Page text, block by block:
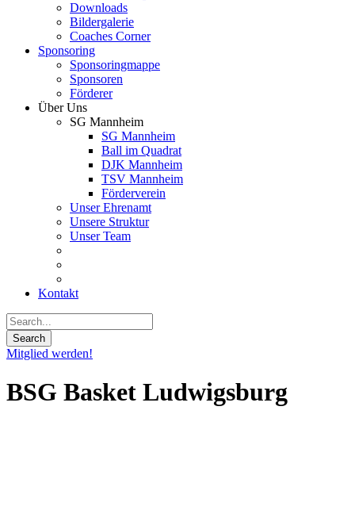
Downloads
Bildergalerie
Coaches Corner
Sponsoring
Sponsoringmappe
Sponsoren
Förderer
Über Uns
SG Mannheim
SG Mannheim
Ball im Quadrat
DJK Mannheim
TSV Mannheim
Förderverein
Unser Ehrenamt
Unsere Struktur
Unser Team
Kontakt
Mitglied werden!
BSG Basket Ludwigsburg